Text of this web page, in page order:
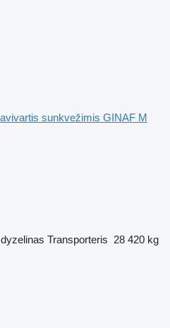
sunkvežimis GINAF M
dyzelinas Transporteris 28 420 kg